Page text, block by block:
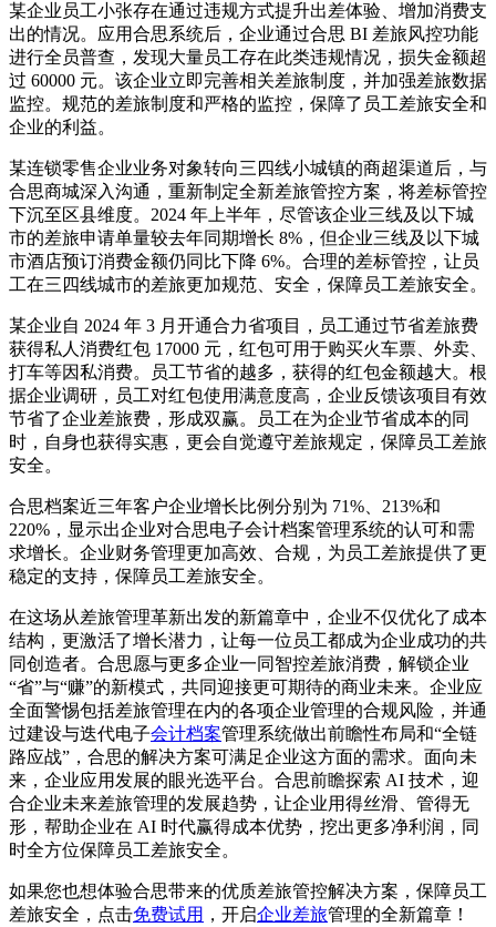
某企业员工小张存在通过违规方式提升出差体验、增加消费支
出的情况。应用合思系统后，企业通过合思 BI 差旅风控功能
进行全员普查，发现大量员工存在此类违规情况，损失金额超
过 60000 元。该企业立即完善相关差旅制度，并加强差旅数据
监控。规范的差旅制度和严格的监控，保障了员工差旅安全和
企业的利益。
某连锁零售企业业务对象转向三四线小城镇的商超渠道后，与
合思商城深入沟通，重新制定全新差旅管控方案，将差标管控
下沉至区县维度。2024 年上半年，尽管该企业三线及以下城
市的差旅申请单量较去年同期增长 8%，但企业三线及以下城
市酒店预订消费金额仍同比下降 6%。合理的差标管控，让员
工在三四线城市的差旅更加规范、安全，保障员工差旅安全。
某企业自 2024 年 3 月开通合力省项目，员工通过节省差旅费
获得私人消费红包 17000 元，红包可用于购买火车票、外卖、
打车等因私消费。员工节省的越多，获得的红包金额越大。根
据企业调研，员工对红包使用满意度高，企业反馈该项目有效
节省了企业差旅费，形成双赢。员工在为企业节省成本的同
时，自身也获得实惠，更会自觉遵守差旅规定，保障员工差旅
安全。
合思档案近三年客户企业增长比例分别为 71%、213%和
220%，显示出企业对合思电子会计档案管理系统的认可和需
求增长。企业财务管理更加高效、合规，为员工差旅提供了更
稳定的支持，保障员工差旅安全。
在这场从差旅管理革新出发的新篇章中，企业不仅优化了成本
结构，更激活了增长潜力，让每一位员工都成为企业成功的共
同创造者。合思愿与更多企业一同智控差旅消费，解锁企业
“省”与“赚”的新模式，共同迎接更可期待的商业未来。企业应
全面警惕包括差旅管理在内的各项企业管理的合规风险，并通
过建设与迭代电子会计档案管理系统做出前瞻性布局和“全链
路应战”，合思的解决方案可满足企业这方面的需求。面向未
来，企业应用发展的眼光选平台。合思前瞻探索 AI 技术，迎
合企业未来差旅管理的发展趋势，让企业用得丝滑、管得无
形，帮助企业在 AI 时代赢得成本优势，挖出更多净利润，同
时全方位保障员工差旅安全。
如果您也想体验合思带来的优质差旅管控解决方案，保障员工
差旅安全，点击免费试用 ，开启企业差旅管理的全新篇章！